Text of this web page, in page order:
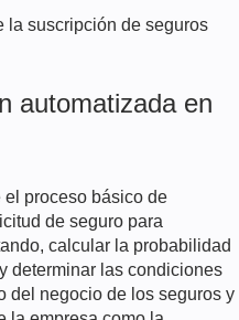
la suscripción de seguros
automatizada en
el proceso básico de
de seguro para
calcular la probabilidad
determinar las condiciones
del negocio de los seguros y